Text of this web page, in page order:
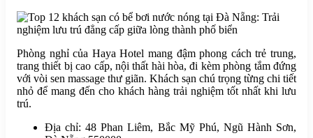
Phòng nghỉ của Haya Hotel mang đậm phong cách trẻ trung,
trang thiết bị cao cấp, nội thất hài hòa, đi kèm phòng tắm đứng
với vòi sen massage thư giãn. Khách sạn chú trọng từng chi tiết
nhỏ để mang đến cho khách hàng trải nghiệm tốt nhất khi lưu
trú.
Địa chỉ: 48 Phan Liêm, Bắc Mỹ Phú, Ngũ Hành Sơn,